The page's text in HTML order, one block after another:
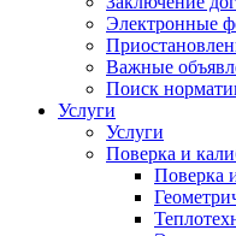
Электронные
Важные
Поиск
Услуги
Услуги
Поверка и
Поверка